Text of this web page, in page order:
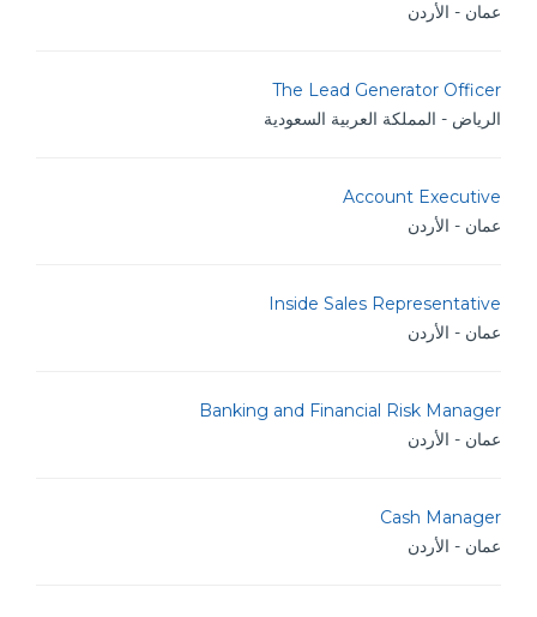
عمان - الأردن
The Lead Generator Officer
الرياض - المملكة العربية السعودية
Account Executive
عمان - الأردن
Inside Sales Representative
عمان - الأردن
Banking and Financial Risk Manager
عمان - الأردن
Cash Manager
عمان - الأردن